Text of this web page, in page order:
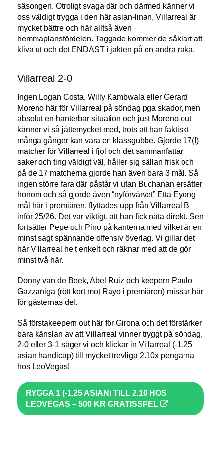
säsongen. Otroligt svaga där och därmed känner vi
oss väldigt trygga i den här asian-linan, Villarreal är
mycket bättre och här alltså även
hemmaplansfördelen. Taggade kommer de såklart att
kliva ut och det ENDAST i jakten på en andra raka.
Villarreal 2-0
Ingen Logan Costa, Willy Kambwala eller Gerard
Moreno här för Villarreal på söndag pga skador, men
absolut en hanterbar situation och just Moreno out
känner vi så jättemycket med, trots att han faktiskt
många gånger kan vara en klassgubbe. Gjorde 17(!)
matcher för Villarreal i fjol och det sammanfattar
saker och ting väldigt väl, håller sig sällan frisk och
på de 17 matcherna gjorde han även bara 3 mål. Så
ingen större fara där påstår vi utan Buchanan ersätter
honom och så gjorde även “nyförvärvet” Etta Eyong
mål här i premiären, flyttades upp från Villarreal B
inför 25/26. Det var viktigt, att han fick näta direkt. Sen
fortsätter Pepe och Pino på kanterna med vilket är en
minst sagt spännande offensiv överlag. Vi gillar det
här Villarreal helt enkelt och räknar med att de gör
minst två här.
Donny van de Beek, Abel Ruiz och keepern Paulo
Gazzaniga (rött kort mot Rayo i premiären) missar här
för gästernas del.
Så förstakeepern out här för Girona och det förstärker
bara känslan av att Villarreal vinner tryggt på söndag,
2-0 eller 3-1 säger vi och klickar in Villarreal (-1.25
asian handicap) till mycket trevliga 2.10x pengarna
hos LeoVegas!
RYGGA 1 (-1.25 ASIAN) TILL 2.10 HOS
LEOVEGAS – 500 KR GRATISSPEL